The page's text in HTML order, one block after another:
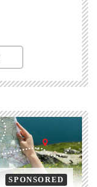
SPONSORED